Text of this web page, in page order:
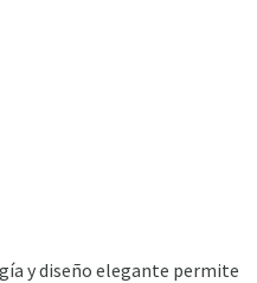
y diseño elegante permite